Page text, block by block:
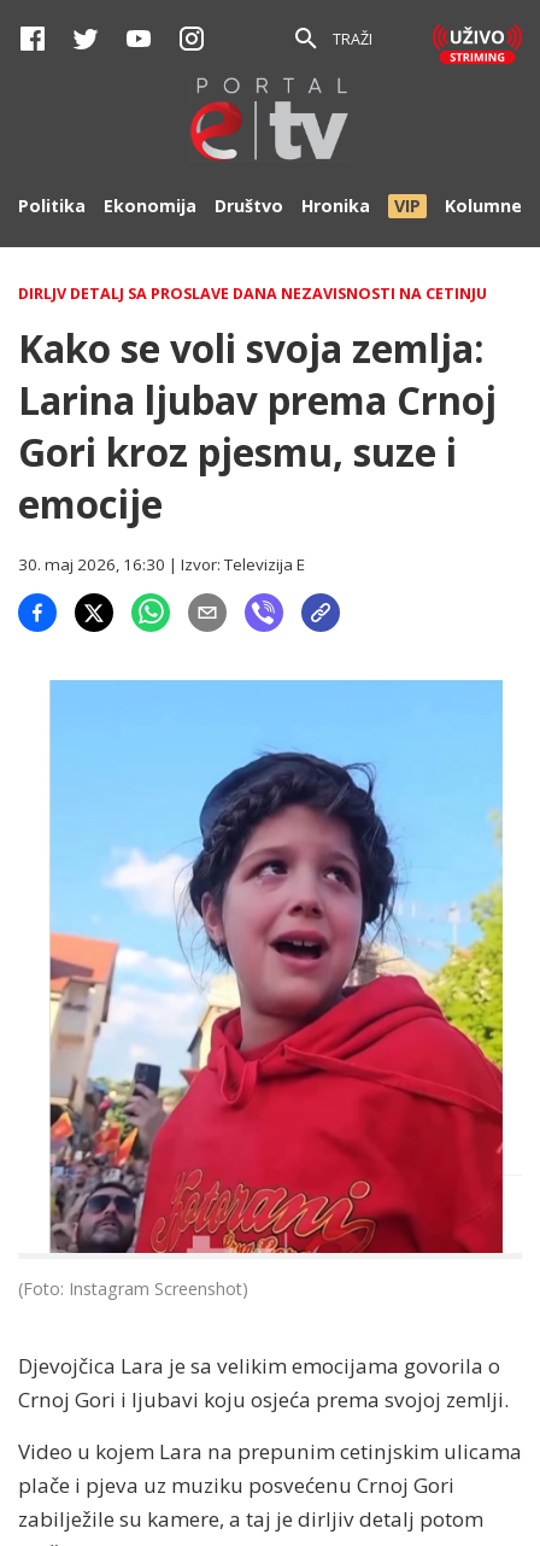
TRAŽI
Politika Ekonomija Društvo Hronika VIP Kolumne
DIRLJV DETALJ SA PROSLAVE DANA NEZAVISNOSTI NA CETINJU
Kako se voli svoja zemlja:
Larina ljubav prema Crnoj
Gori kroz pjesmu, suze i
emocije
30. maj 2026, 16:30 | Izvor:Televizija E
(Foto: Instagram Screenshot)
Djevojčica Lara je sa velikim emocijama govorila o
Crnoj Gori i ljubavi koju osjeća prema svojoj zemlji.
Video u kojem Lara na prepunim cetinjskim ulicama
plače i pjeva uz muziku posvećenu Crnoj Gori
zabilježile su kamere, a taj je dirljiv detalj potom